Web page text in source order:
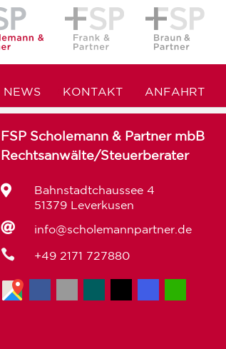
NEWS KONTAKT ANFAHRT
FSP Scholemann & Partner mbB
Rechtsanwälte/Steuerberater

Bahnstadtchaussee 4
51379 Leverkusen
 info@scholemannpartner.de
 +49 2171 727880